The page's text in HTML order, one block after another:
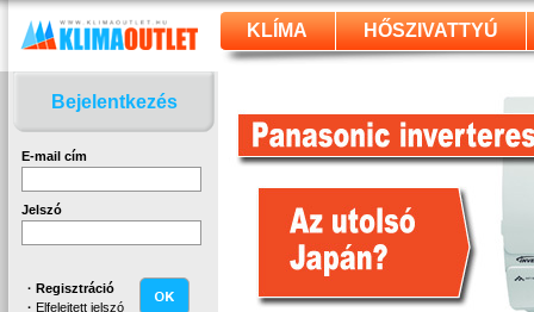
KLÍMA HŐSZIVATTYÚ
Bejelentkezés
E-mail cím
Jelszó
· Regisztráció
· Elfelejtett jelszó